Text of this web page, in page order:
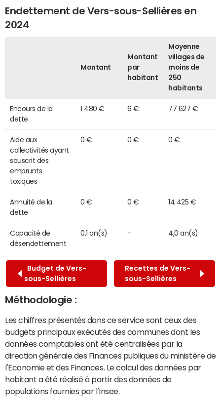
Endettement de Vers-sous-Sellières en
2024
Montant
Montant
par
habitant
Moyenne
villages de
moins de
250
habitants
Encours de la
dette
1 480 € 6 € 77 627 €
Aide aux
collectivités ayant
souscrit des
emprunts
toxiques
0 € 0 € 0 €
Annuité de la
dette
0 € 0 € 14 425 €
Capacité de
désendettement
0,1 an(s) - 4,0 an(s)
Budget de Vers-
sous-Sellières
Recettes de Vers-
sous-Sellières
Méthodologie :
Les chiffres présentés dans ce service sont ceux des
budgets principaux exécutés des communes dont les
données comptables ont été centralisées par la
direction générale des Finances publiques du ministère de
l'Economie et des Finances. Le calcul des données par
habitant a été réalisé à partir des données de
populations fournies par l'Insee.